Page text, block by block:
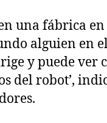
una fábrica en
alguien en
y puede ver
del robot’,